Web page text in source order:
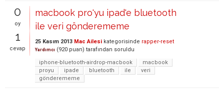
0
oy
1
cevap
macbook pro'yu ipad'e bluetooth
ile veri gönderememe
25 Kasım 2013 Mac Ailesi kategorisinde rapper-reset
Yardımcı (920 puan) tarafından soruldu
iphone-bluetooth-airdrop-macbook
macbook
proyu
ipade bluetooth ile
veri
gönderememe